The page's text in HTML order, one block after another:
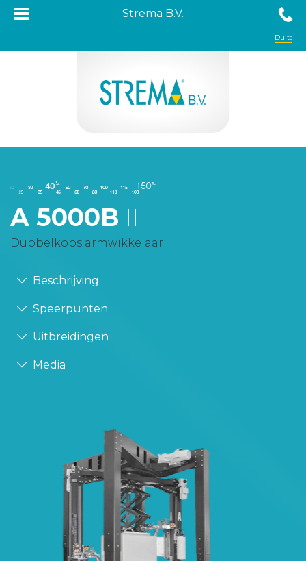
Strema B.V.
Duits
A 5000B II
Dubbelkops armwikkelaar
Beschrijving
Speerpunten
Uitbreidingen
Media